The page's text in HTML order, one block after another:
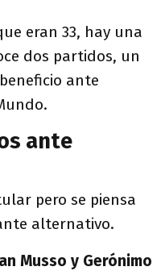
eran 33, hay una
dos partidos, un
ante
ante
pero se piensa
alternativo.
Musso y Gerónimo